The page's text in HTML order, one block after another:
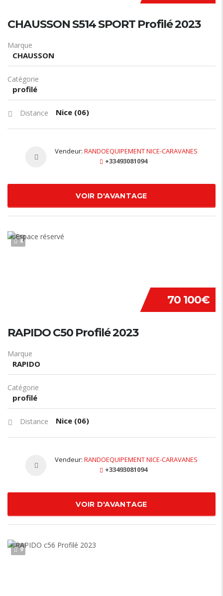
CHAUSSON S514 SPORT Profilé 2023
Marque
CHAUSSON
Catégorie
profilé
Distance Nice (06)
Vendeur: RANDOEQUIPEMENT NICE-CARAVANES
+33493081094
VOIR D'AVANTAGE
8
70 100€
RAPIDO C50 Profilé 2023
Marque
RAPIDO
Catégorie
profilé
Distance Nice (06)
Vendeur: RANDOEQUIPEMENT NICE-CARAVANES
+33493081094
VOIR D'AVANTAGE
9